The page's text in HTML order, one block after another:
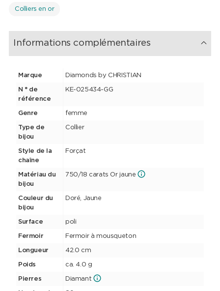
Colliers en or
Informations complémentaires
Marque Diamonds by CHRISTIAN
N ° de
référence
KE-025434-GG
Genre femme
Type de
bijou
Collier
Style de la
chaîne
Forçat
Matériau du
bijou
750/18 carats Or jaune
Couleur du
bijou
Doré, Jaune
Surface poli
Fermoir Fermoir à mousqueton
Longueur 42.0 cm
Poids ca. 4.0 g
Pierres Diamant